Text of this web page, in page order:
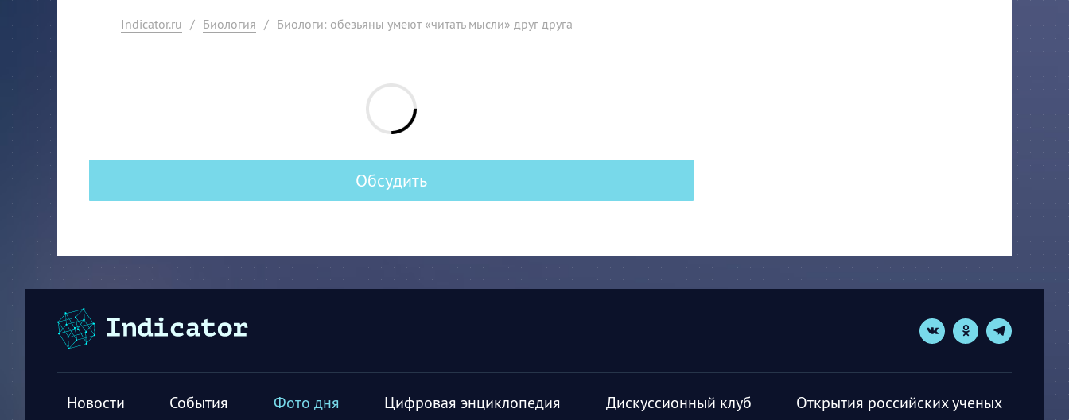
Indicator.ru / Биология / Биологи: обезьяны умеют «читать мысли» друг друга
Обсудить
Новости События Фото дня Цифровая энциклопедия Дискуссионный клуб Открытия российских ученых